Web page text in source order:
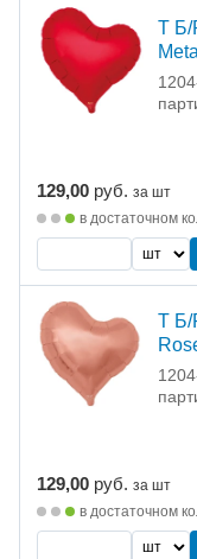
Т
129,00 руб. за шт
в достаточном
Т
129,00 руб. за шт
в достаточном